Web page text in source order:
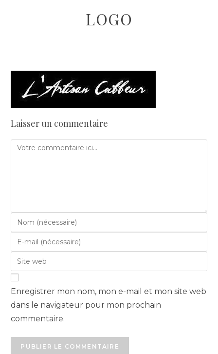
LOGO
Laisser un commentaire
Enregistrer mon nom, mon e-mail et mon site web
dans le navigateur pour mon prochain
commentaire.